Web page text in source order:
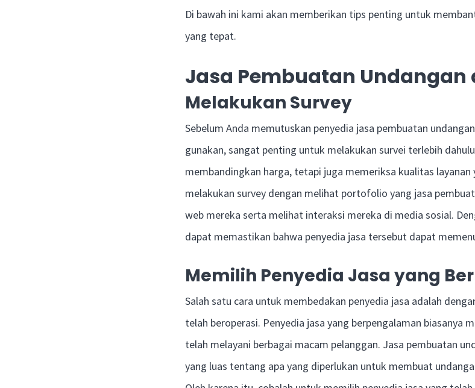
Di bawah ini kami akan memberikan tips penting untuk
yang tepat.
Jasa Pembuatan Undangan
Melakukan Survey
Sebelum Anda memutuskan penyedia jasa pembuatan
gunakan, sangat penting untuk melakukan survei terlebih
membandingkan harga, tetapi juga memeriksa kualitas
melakukan survey dengan melihat portofolio yang jasa
web mereka serta melihat interaksi mereka di media sosial.
dapat memastikan bahwa penyedia jasa tersebut dapat
Memilih Penyedia Jasa yang
Salah satu cara untuk membedakan penyedia jasa adalah
telah beroperasi. Penyedia jasa yang berpengalaman biasanya
telah melayani berbagai macam pelanggan. Jasa pembuatan
yang luas tentang apa yang diperlukan untuk membuat